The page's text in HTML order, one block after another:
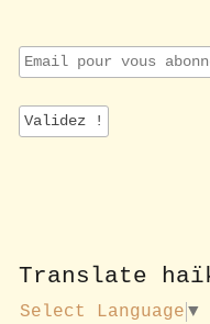
E
m
i
l
o
u
s
Translate
Select Language ▼